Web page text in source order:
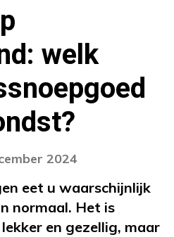
welk
2024
eet u waarschijnlijk
normaal. Het is
en gezellig, maar